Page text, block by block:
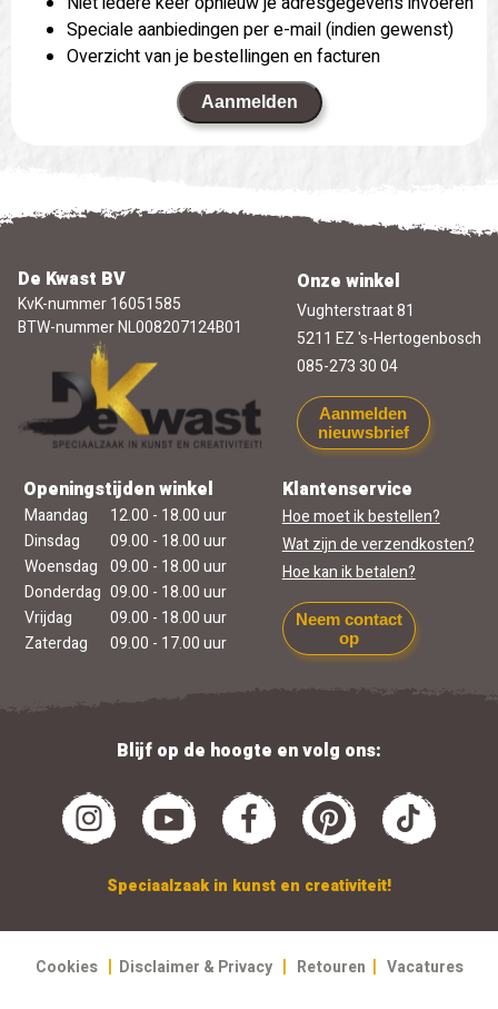
Speciale aanbiedingen per e-mail (indien gewenst)
Overzicht van je bestellingen en facturen
Aanmelden
De Kwast BV
KvK-nummer 16051585
BTW-nummer NL008207124B01
Onze winkel
Vughterstraat 81
5211 EZ 's-Hertogenbosch
085-273 30 04
Aanmelden
nieuwsbrief
Openingstijden winkel
Maandag
12.00 - 18.00 uur
Dinsdag
09.00 - 18.00 uur
Woensdag 09.00 - 18.00 uur
Donderdag 09.00 - 18.00 uur
Vrijdag
09.00 - 18.00 uur
Zaterdag
09.00 - 17.00 uur
Klantenservice
Hoe moet ik bestellen?
Wat zijn de verzendkosten?
Hoe kan ik betalen?
Neem contact
op
Blijf op de hoogte en volg ons:
Speciaalzaak in kunst en creativiteit!
Cookies | Disclaimer & Privacy | Retouren | Vacatures